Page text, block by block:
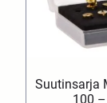
Suutinsarja
100